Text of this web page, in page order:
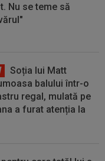
Nu se teme să
Soția lui Matt
balului într-o
regal, mulată pe
a furat atenția la